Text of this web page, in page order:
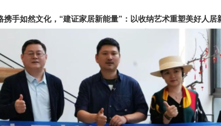
携手如然文化，“建证家居新能量”：以收纳艺术重塑美好人居